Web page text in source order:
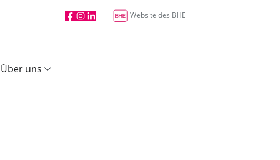
Über uns
Website des BHE